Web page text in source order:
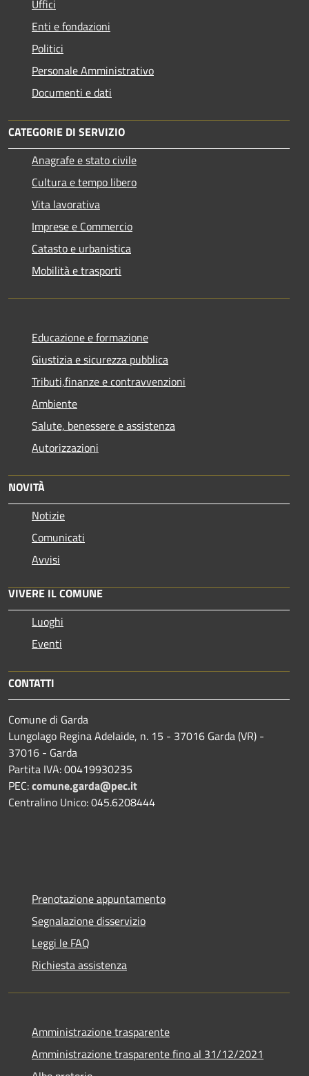
Uffici
Enti e fondazioni
Politici
Personale Amministrativo
Documenti e dati
CATEGORIE DI SERVIZIO
Anagrafe e stato civile
Cultura e tempo libero
Vita lavorativa
Imprese e Commercio
Catasto e urbanistica
Mobilità e trasporti
Educazione e formazione
Giustizia e sicurezza pubblica
Tributi,finanze e contravvenzioni
Ambiente
Salute, benessere e assistenza
Autorizzazioni
NOVITÀ
Notizie
Comunicati
Avvisi
VIVERE IL COMUNE
Luoghi
Eventi
CONTATTI
Comune di Garda
Lungolago Regina Adelaide, n. 15 - 37016 Garda (VR) -
37016 - Garda
Partita IVA: 00419930235
PEC:comune.garda@pec.it
Centralino Unico: 045.6208444
Prenotazione appuntamento
Segnalazione disservizio
Leggi le FAQ
Richiesta assistenza
Amministrazione trasparente
Amministrazione trasparente fino al 31/12/2021